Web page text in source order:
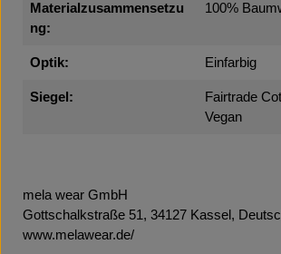
Materialzusammensetzu
ng:
100%
Optik: Einfarbig
Siegel:
Fairtrade
Vegan
mela wear GmbH
Gottschalkstraße 51, 34127 Kassel,
www.melawear.de/